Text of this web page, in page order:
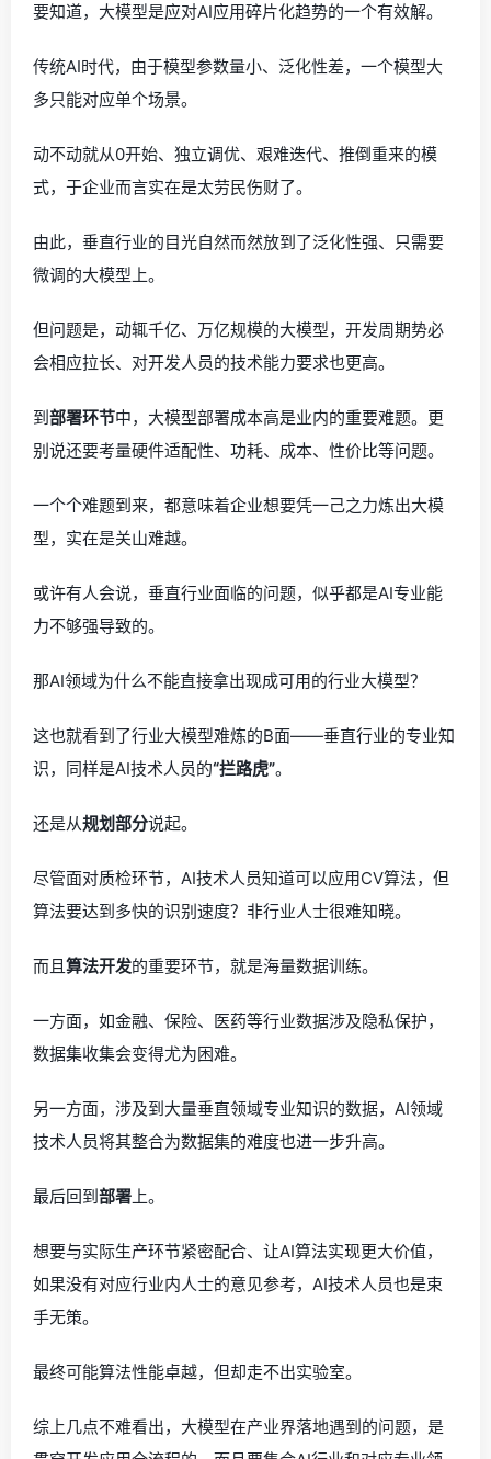
要知道，大模型是应对AI应用碎片化趋势的一个有效解。
传统AI时代，由于模型参数量小、泛化性差，一个模型大
多只能对应单个场景。
动不动就从0开始、独立调优、艰难迭代、推倒重来的模
式，于企业而言实在是太劳民伤财了。
由此，垂直行业的目光自然而然放到了泛化性强、只需要
微调的大模型上。
但问题是，动辄千亿、万亿规模的大模型，开发周期势必
会相应拉长、对开发人员的技术能力要求也更高。
到部署环节中，大模型部署成本高是业内的重要难题。更
别说还要考量硬件适配性、功耗、成本、性价比等问题。
一个个难题到来，都意味着企业想要凭一己之力炼出大模
型，实在是关山难越。
或许有人会说，垂直行业面临的问题，似乎都是AI专业能
力不够强导致的。
那AI领域为什么不能直接拿出现成可用的行业大模型？
这也就看到了行业大模型难炼的B面——垂直行业的专业知
识，同样是AI技术人员的“拦路虎”。
还是从规划部分说起。
尽管面对质检环节，AI技术人员知道可以应用CV算法，但
算法要达到多快的识别速度？非行业人士很难知晓。
而且算法开发的重要环节，就是海量数据训练。
一方面，如金融、保险、医药等行业数据涉及隐私保护，
数据集收集会变得尤为困难。
另一方面，涉及到大量垂直领域专业知识的数据，AI领域
技术人员将其整合为数据集的难度也进一步升高。
最后回到部署上。
想要与实际生产环节紧密配合、让AI算法实现更大价值，
如果没有对应行业内人士的意见参考，AI技术人员也是束
手无策。
最终可能算法性能卓越，但却走不出实验室。
综上几点不难看出，大模型在产业界落地遇到的问题，是